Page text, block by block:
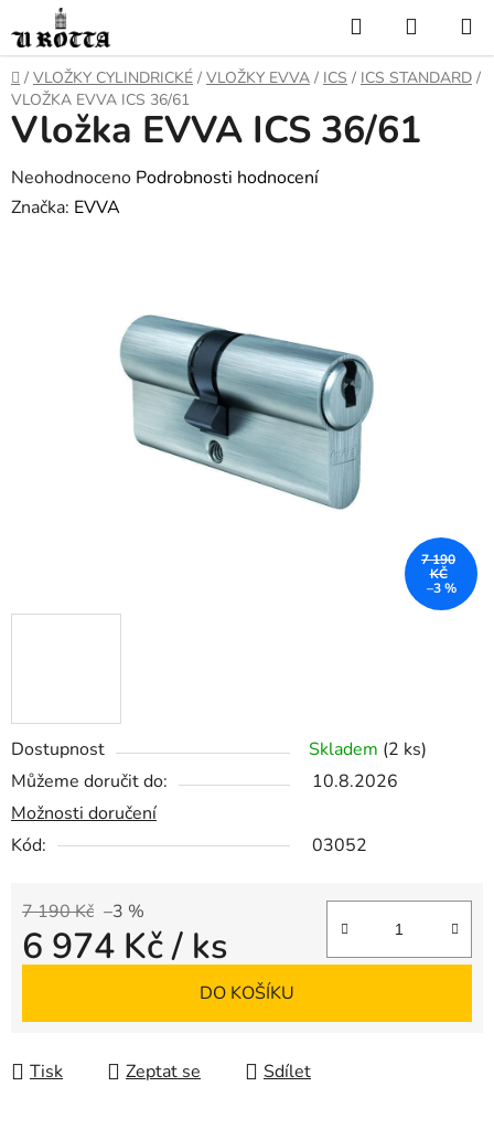
na
obsah
Hledat
KOŠÍK
DOMŮ
/ VLOŽKY CYLINDRICKÉ / VLOŽKY EVVA / ICS / ICS STANDARD /
VLOŽKA EVVA ICS 36/61
Dostupnost Skladem (2 ks)
Můžeme doručit do:
10.8.2026
Možnosti doručení
Kód:
03052
7 190 Kč –3 %
6 974 Kč/ ks
DO KOŠÍKU
Tisk Zeptat se Sdílet
Vložka EVVA ICS 36/61
Průměrné
hodnocení
Neohodnoceno Podrobnosti hodnocení
Značka: EVVA
7 190
KČ
–3 %